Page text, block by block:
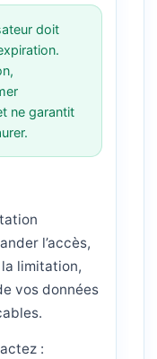
doit
ne garantit
l’accès,
limitation,
vos données
: